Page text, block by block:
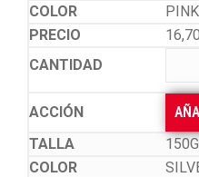
16,70